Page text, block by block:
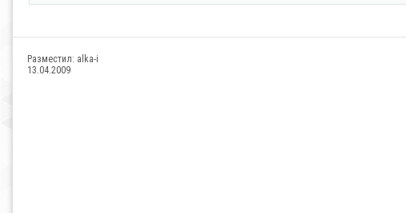
Разместил: alka-i
13.04.2009